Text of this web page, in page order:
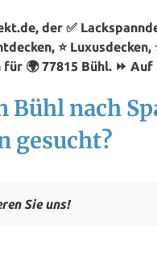
der ✅
⭐
🌍 77815 Bühl. ⏩
Bühl nach
gesucht?
Sie uns!